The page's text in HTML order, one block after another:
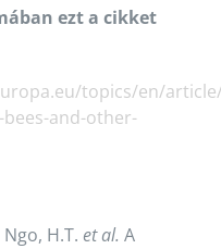
ezt a cikket
topics/en/article/
and-other-
H.T. et al. A